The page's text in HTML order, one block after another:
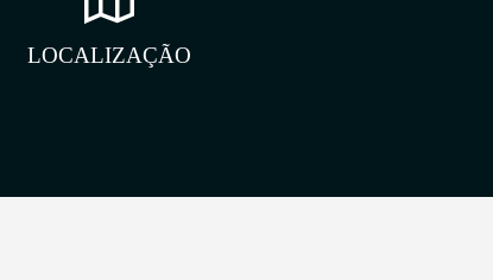
LOCALIZAÇÃO